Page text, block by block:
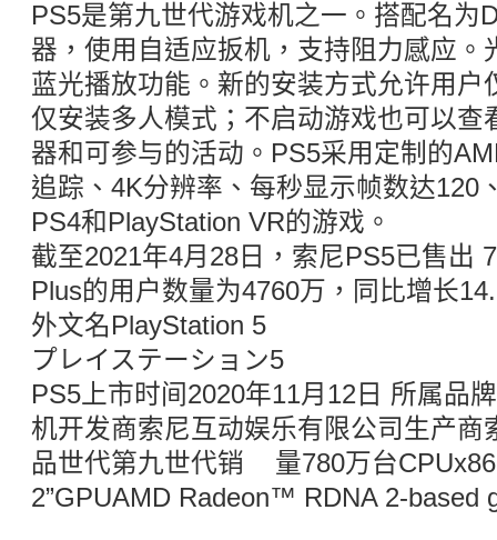
PS5是第九世代游戏机之一。搭配名为
器，使用自适应扳机，支持阻力感应。
蓝光播放功能。新的安装方式允许用户
仅安装多人模式；不启动游戏也可以查
器和可参与的活动。PS5采用定制的
追踪、4K分辨率、每秒显示帧数达120
PS4和PlayStation VR的游戏。
截至2021年4月28日，索尼PS5已售出
Plus的用户数量为4760万，同比增长
外文名PlayStation 5
プレイステーション5
PS5上市时间2020年11月12日 所属品
机开发商索尼互动娱乐有限公司生产商
品世代第九世代销 量780万台
2”GPUAMD Radeon™ RDNA 2-based